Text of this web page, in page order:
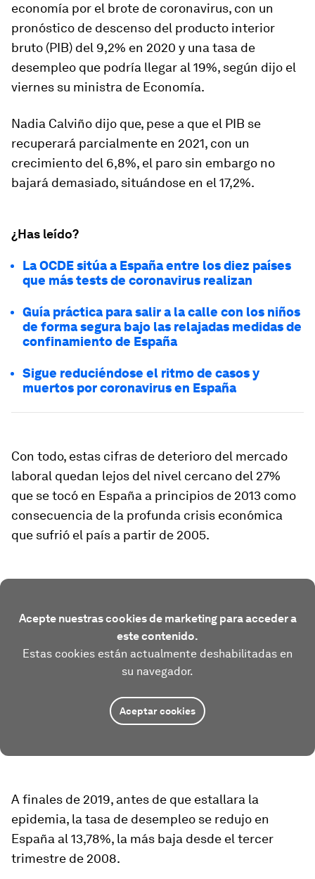
economía por el brote de coronavirus, con un
pronóstico de descenso del producto interior
bruto (PIB) del 9,2% en 2020 y una tasa de
desempleo que podría llegar al 19%, según dijo el
viernes su ministra de Economía.
Nadia Calviño dijo que, pese a que el PIB se
recuperará parcialmente en 2021, con un
crecimiento del 6,8%, el paro sin embargo no
bajará demasiado, situándose en el 17,2%.
¿Has leído?
La OCDE sitúa a España entre los diez países
que más tests de coronavirus realizan
Guía práctica para salir a la calle con los niños
de forma segura bajo las relajadas medidas de
confinamiento de España
Sigue reduciéndose el ritmo de casos y
muertos por coronavirus en España
Con todo, estas cifras de deterioro del mercado
laboral quedan lejos del nivel cercano del 27%
que se tocó en España a principios de 2013 como
consecuencia de la profunda crisis económica
que sufrió el país a partir de 2005.
Acepte nuestras cookies de marketing para acceder a
este contenido.
Estas cookies están actualmente deshabilitadas en
su navegador.
Aceptar cookies
A finales de 2019, antes de que estallara la
epidemia, la tasa de desempleo se redujo en
España al 13,78%, la más baja desde el tercer
trimestre de 2008.